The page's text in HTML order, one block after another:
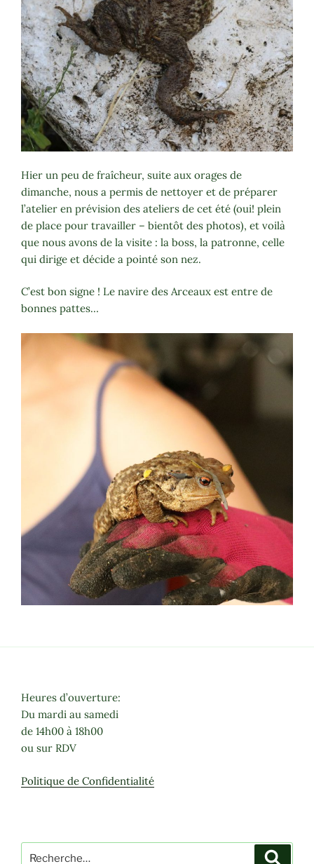
Hier un peu de fraîcheur, suite aux orages de
dimanche, nous a permis de nettoyer et de préparer
l’atelier en prévision des ateliers de cet été (oui! plein
de place pour travailler – bientôt des photos), et voilà
que nous avons de la visite : la boss, la patronne, celle
qui dirige et décide a pointé son nez.
C’est bon signe ! Le navire des Arceaux est entre de
bonnes pattes…
Heures d’ouverture:
Du mardi au samedi
de 14h00 à 18h00
ou sur RDV
Politique de Confidentialité